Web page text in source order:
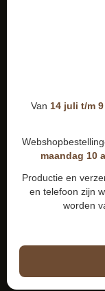
Van 14 juli t/m
maandag 10
Productie en
en telefoon zijn
worden